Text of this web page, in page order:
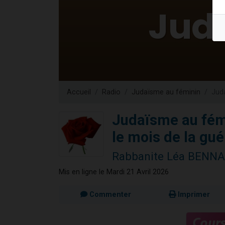
61
Ariel vient
Accueil Radio Judaïsme au féminin
Judaïsme au
le mois de la
Rabbanite Léa
Mis en ligne le Mardi 21 Avril 2026
Commenter Imprimer